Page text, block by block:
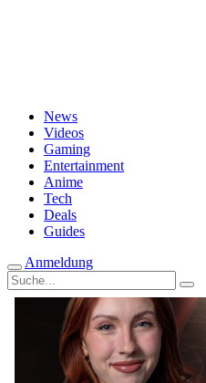
News
Videos
Gaming
Entertainment
Anime
Tech
Deals
Guides
Anmeldung
Suche
nach: